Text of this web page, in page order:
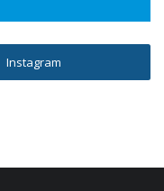
Instagram